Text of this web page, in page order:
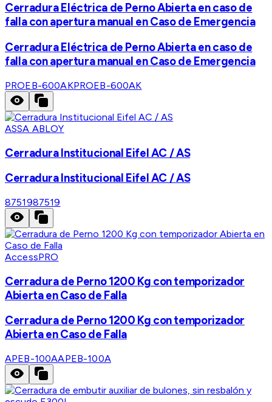
Cerradura Eléctrica de Perno Abierta en caso de
falla con apertura manual en Caso de Emergencia
Cerradura Eléctrica de Perno Abierta en caso de
falla con apertura manual en Caso de Emergencia
PROEB-600AKPROEB-600AK
ASSA ABLOY
Cerradura Institucional Eifel AC / AS
Cerradura Institucional Eifel AC / AS
8751987519
AccessPRO
Cerradura de Perno 1200 Kg con temporizador
Abierta en Caso de Falla
Cerradura de Perno 1200 Kg con temporizador
Abierta en Caso de Falla
APEB-100AAPEB-100A